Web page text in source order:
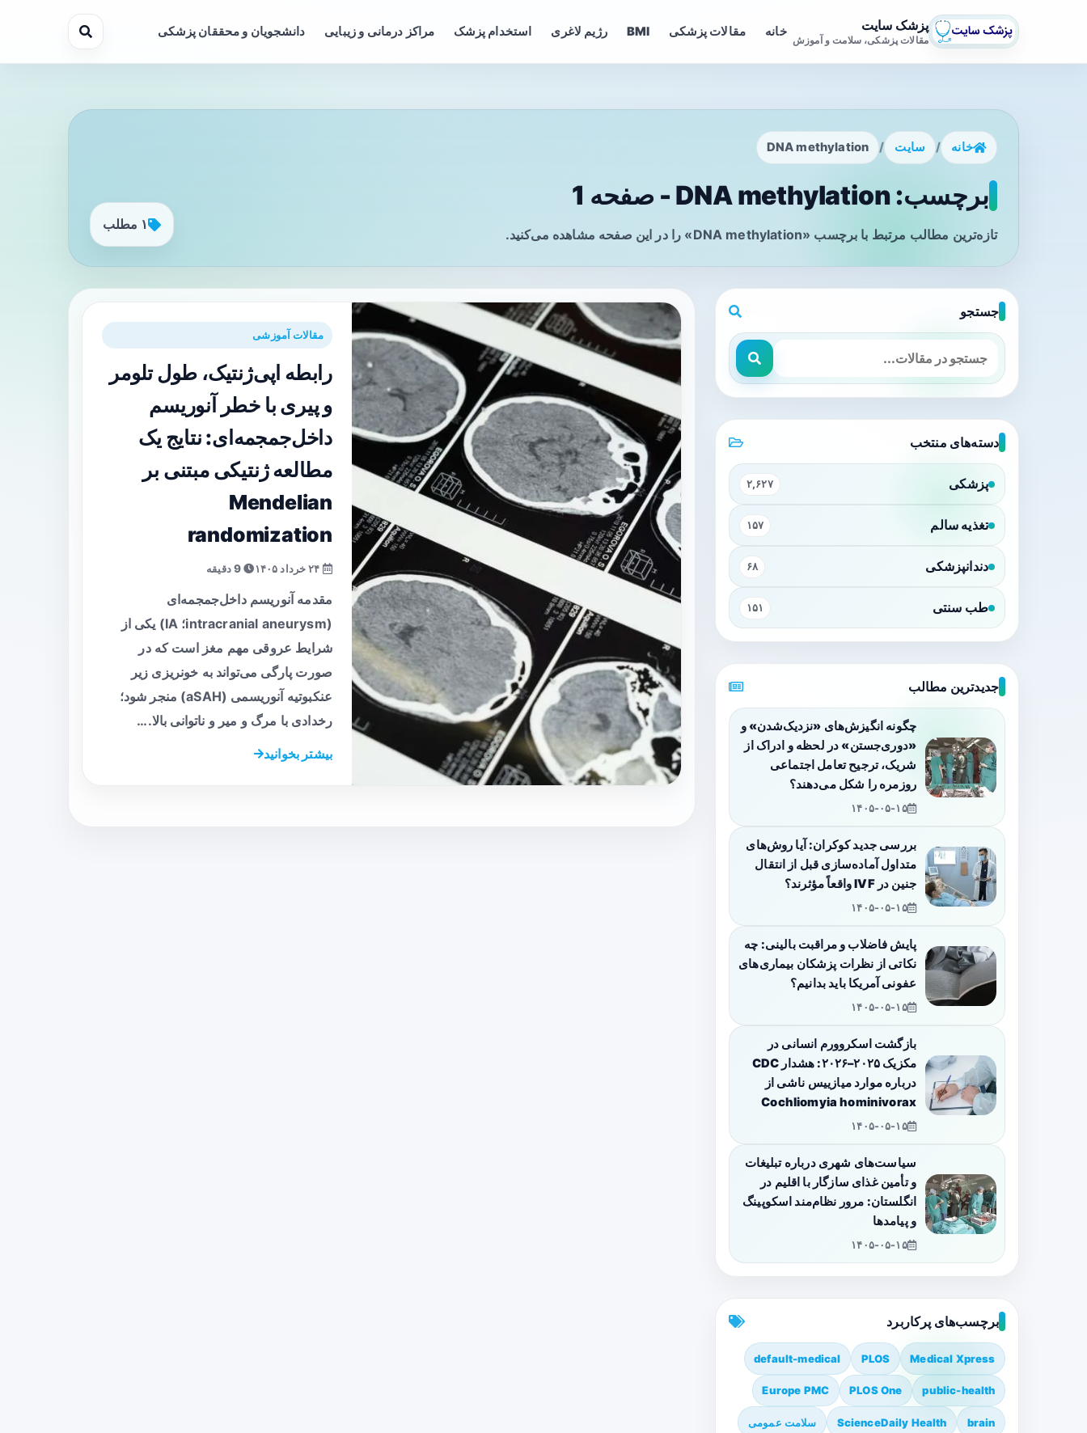
پزشک سایت
مقالات پزشکی، سلامت و آموزش
خانه مقالات پزشکی BMI رژیم لاغری استخدام پزشک مراکز درمانی و زیبایی دانشجویان و محققان پزشکی
خانه / سایت /
DNA methylation
برچسب: DNA methylation - صفحه 1
تازه‌ترین مطالب مرتبط با برچسب «DNA methylation» را در این صفحه مشاهده می‌کنید.
۱ مطلب
مقالات آموزشی
رابطه اپی‌ژنتیک، طول تلومر
و پیری با خطر آنوریسم
داخل‌جمجمه‌ای: نتایج یک
مطالعه ژنتیکی مبتنی بر
Mendelian
randomization
9 دقیقه
مقدمه آنوریسم داخل‌جمجمه‌ای
(intracranial aneurysm؛ IA) یکی از
شرایط عروقی مهم مغز است که در
صورت پارگی می‌تواند به خونریزی زیر
عنکبوتیه آنوریسمی (aSAH) منجر شود؛
رخدادی با مرگ و میر و ناتوانی بالا.…
بیشتر بخوانید
جستجو
دسته‌های منتخب
پزشکی ۲,۶۲۷
تغذیه سالم ۱۵۷
دندانپزشکی ۶۸
طب سنتی ۱۵۱
جدیدترین مطالب
چگونه انگیزش‌های «نزدیک‌شدن» و
«دوری‌جستن» در لحظه و ادراک از
شریک، ترجیح تعامل اجتماعی
روزمره را شکل می‌دهند؟
۱۴۰۵-۰۵-۱۵
بررسی جدید کوکران: آیا روش‌های
متداول آماده‌سازی قبل از انتقال
جنین در IVF واقعاً مؤثرند؟
۱۴۰۵-۰۵-۱۵
پایش فاضلاب و مراقبت بالینی: چه
نکاتی از نظرات پزشکان بیماری‌های
عفونی آمریکا باید بدانیم؟
۱۴۰۵-۰۵-۱۵
بازگشت اسکروورم انسانی در
مکزیک ۲۰۲۵–۲۰۲۶: هشدار CDC
درباره موارد میازییس ناشی از
Cochliomyia hominivorax
۱۴۰۵-۰۵-۱۵
سیاست‌های شهری درباره تبلیغات
و تأمین غذای سازگار با اقلیم در
انگلستان: مرور نظام‌مند اسکوپینگ
و پیامدها
۱۴۰۵-۰۵-۱۵
برچسب‌های پرکاربرد
Medical Xpress
PLOS
default-medical
public-health
PLOS One
Europe PMC
brain
ScienceDaily Health سلامت عمومی